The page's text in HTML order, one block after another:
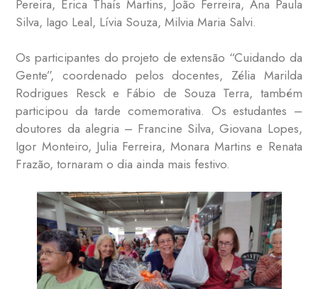
Pereira, Érica Thaís Martins, João Ferreira, Ana Paula
Silva, Iago Leal, Lívia Souza, Milvia Maria Salvi.
Os participantes do projeto de extensão “Cuidando da
Gente”, coordenado pelos docentes, Zélia Marilda
Rodrigues Resck e Fábio de Souza Terra, também
participou da tarde comemorativa. Os estudantes –
doutores da alegria – Francine Silva, Giovana Lopes,
Igor Monteiro, Julia Ferreira, Monara Martins e Renata
Frazão, tornaram o dia ainda mais festivo.